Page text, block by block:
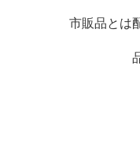
市販品とは